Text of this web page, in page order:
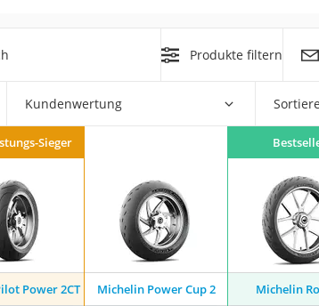
Produkte filtern
Kundenwertung
Sieger
Power 2CT Michelin Power Cup 2 Michelin